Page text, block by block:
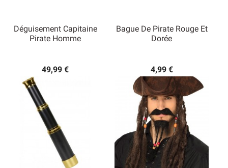
Déguisement Capitaine
Pirate Homme
49,99 €
Bague De Pirate Rouge Et
Dorée
4,99 €